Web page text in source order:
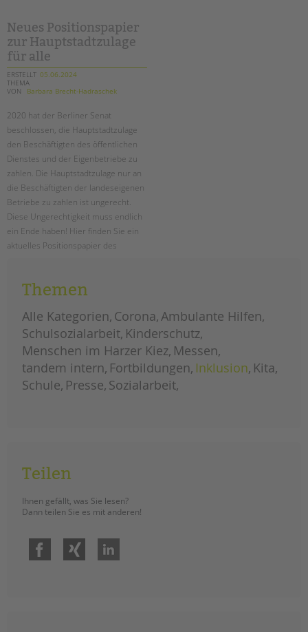
Briefe an Kai
PRESSE
KONTAKT
Impressum
Datenschutz
Hinweisgebersystem
Intranet
am
schloss
Neues Positionspapier
zur Hauptstadtzulage
für alle
ERSTELLT 05.06.2024
THEMA
VON
Barbara Brecht-Hadraschek
2020 hat der Berliner Senat
beschlossen, die Hauptstadtzulage
den Beschäftigten des öffentlichen
Dienstes und der Eigenbetriebe zu
zahlen. Die Hauptstadtzulage nur an
die Beschäftigten der landeseigenen
Betriebe zu zahlen ist ungerecht.
Diese Ungerechtigkeit muss endlich
ein Ende haben! Hier finden Sie ein
aktuelles Positionspapier des
für alle!
weiterlesenneues
positionspapier
zur
hauptstadtzulage
für
alle
Themen
Alle Kategorien Corona Ambulante Hilfen
Schulsozialarbeit Kinderschutz
Menschen im Harzer Kiez Messen
tandem intern Fortbildungen Inklusion Kita
Schule Presse Sozialarbeit
Teilen
Ihnen gefällt, was Sie lesen?
Dann teilen Sie es mit anderen!
Facebook Xing